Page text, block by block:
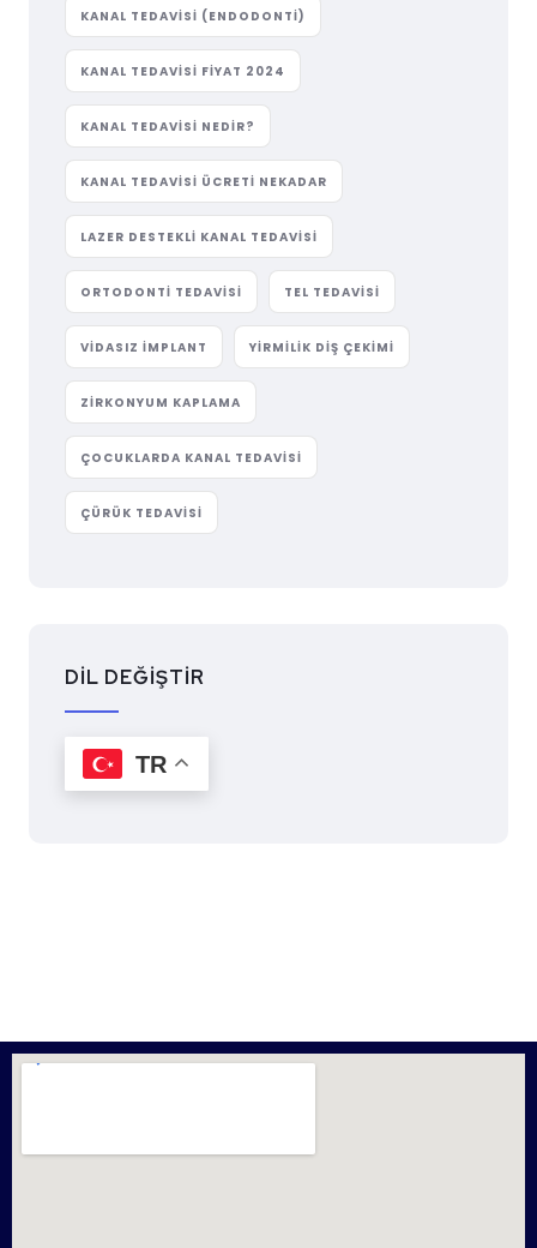
KANAL TEDAVISI (ENDODONTI)
KANAL TEDAVISI FIYAT 2024
KANAL TEDAVISI NEDIR?
KANAL TEDAVISI ÜCRETI NEKADAR
LAZER DESTEKLI KANAL TEDAVISI
ORTODONTI TEDAVISI TEL TEDAVISI
VIDASIZ IMPLANT YIRMILIK DIŞ ÇEKIMI
ZIRKONYUM KAPLAMA
ÇOCUKLARDA KANAL TEDAVISI
ÇÜRÜK TEDAVISI
DİL DEĞİŞTİR
TR